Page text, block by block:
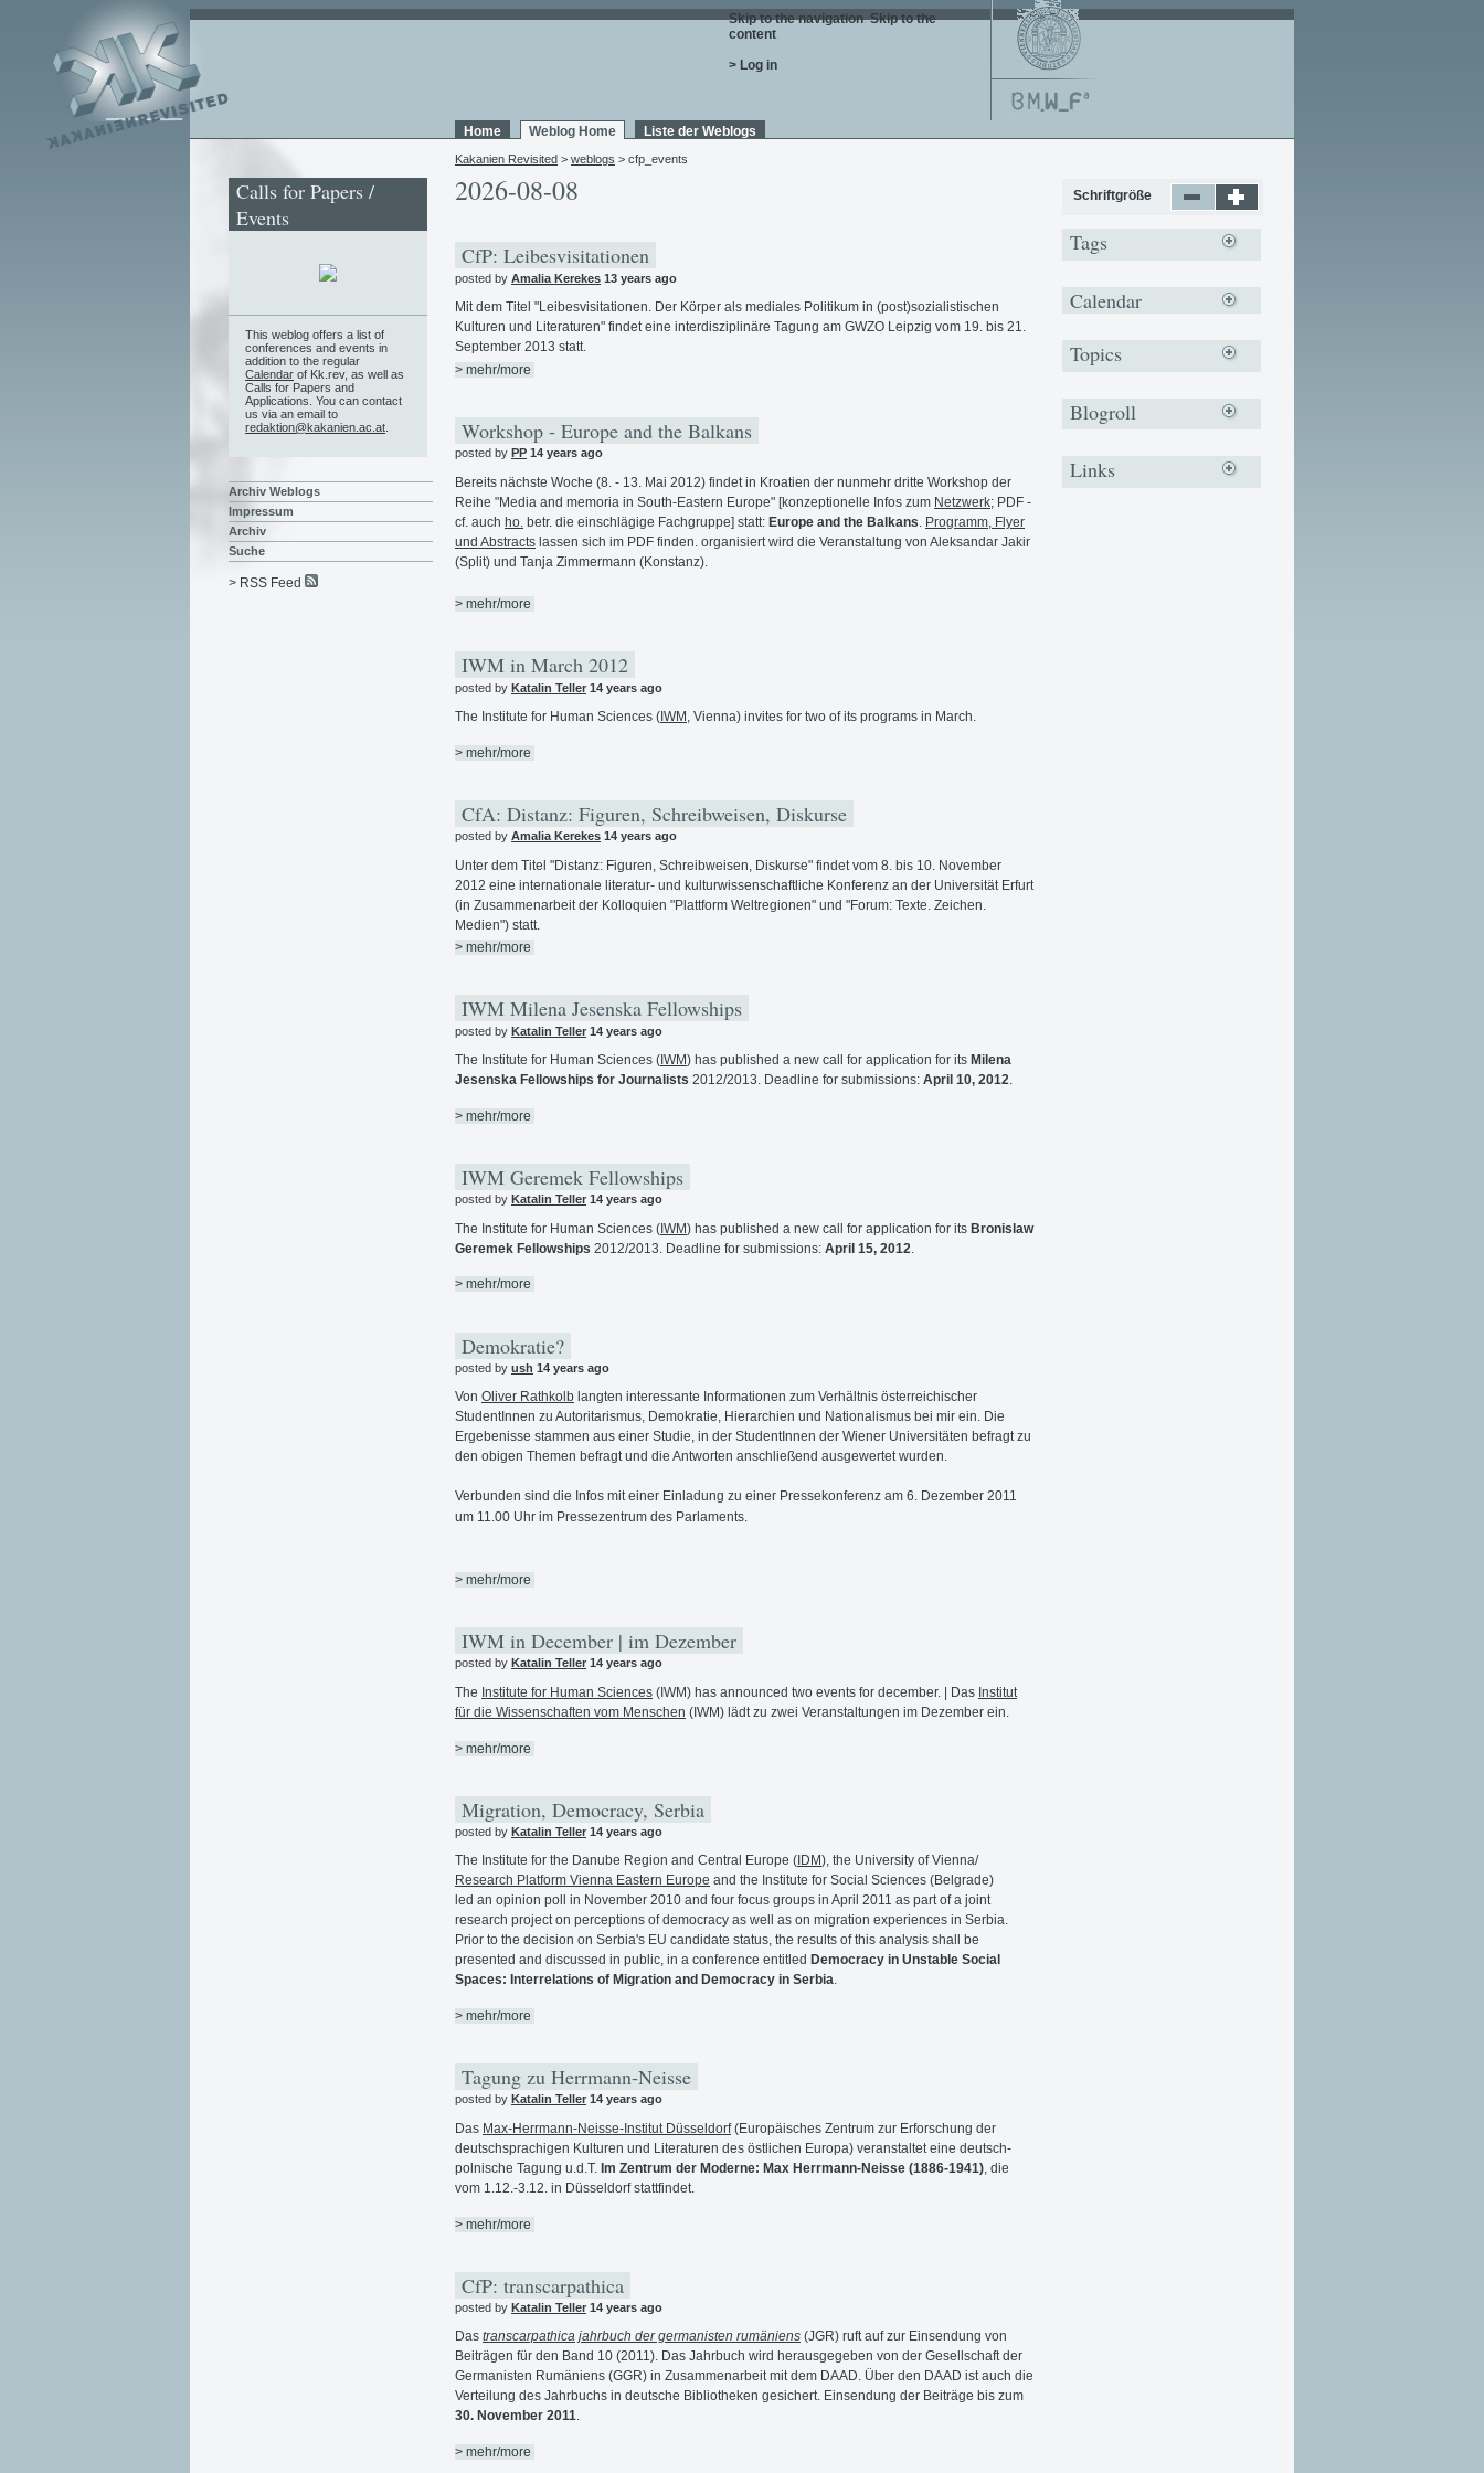
Skip to the navigation. Skip to the
content.
> Log in
Home Weblog Home Liste der Weblogs
Kakanien Revisited > weblogs > cfp_events
2026-08-08
CfP: Leibesvisitationen
posted by Amalia Kerekes 13 years ago
Mit dem Titel "Leibesvisitationen. Der Körper als mediales Politikum in (post)sozialistischen
Kulturen und Literaturen" findet eine interdisziplinäre Tagung am GWZO Leipzig vom 19. bis 21.
September 2013 statt.
> mehr/more
Workshop - Europe and the Balkans
posted by PP 14 years ago
Bereits nächste Woche (8. - 13. Mai 2012) findet in Kroatien der nunmehr dritte Workshop der
Reihe "Media and memoria in South-Eastern Europe" [konzeptionelle Infos zum Netzwerk; PDF -
cf. auch ho. betr. die einschlägige Fachgruppe] statt: Europe and the Balkans Programm, Flyer
und Abstracts lassen sich im PDF finden. organisiert wird die Veranstaltung von Aleksandar Jakir
(Split) und Tanja Zimmermann (Konstanz).
> mehr/more
IWM in March 2012
posted by Katalin Teller 14 years ago
The Institute for Human Sciences ( IWM , Vienna) invites for two of its programs in March.
> mehr/more
CfA: Distanz: Figuren, Schreibweisen, Diskurse
posted by Amalia Kerekes 14 years ago
Unter dem Titel "Distanz: Figuren, Schreibweisen, Diskurse" findet vom 8. bis 10. November
2012 eine internationale literatur- und kulturwissenschaftliche Konferenz an der Universität Erfurt
(in Zusammenarbeit der Kolloquien "Plattform Weltregionen" und "Forum: Texte. Zeichen.
Medien") statt.
> mehr/more
IWM Milena Jesenska Fellowships
posted by Katalin Teller 14 years ago
The Institute for Human Sciences ( IWM) has published a new call for application for its Milena
Jesenska Fellowships for Journalists 2012/2013. Deadline for submissions: April 10, 2012.
> mehr/more
IWM Geremek Fellowships
posted by Katalin Teller 14 years ago
The Institute for Human Sciences (IWM) has published a new call for application for its Bronislaw
Geremek Fellowships 2012/2013. Deadline for submissions: April 15, 2012
> mehr/more
Demokratie?
posted by ush 14 years ago
Von Oliver Rathkolb langten interessante Informationen zum Verhältnis österreichischer
StudentInnen zu Autoritarismus, Demokratie, Hierarchien und Nationalismus bei mir ein. Die
Ergebenisse stammen aus einer Studie, in der StudentInnen der Wiener Universitäten befragt zu
den obigen Themen befragt und die Antworten anschließend ausgewertet wurden.
Verbunden sind die Infos mit einer Einladung zu einer Pressekonferenz am 6. Dezember 2011
um 11.00 Uhr im Pressezentrum des Parlaments.
> mehr/more
IWM in December | im Dezember
posted by Katalin Teller 14 years ago
The Institute for Human Sciences (IWM) has announced two events for december. | Das Institut
für die Wissenschaften vom Menschen (IWM) lädt zu zwei Veranstaltungen im Dezember ein.
> mehr/more
Migration, Democracy, Serbia
posted by Katalin Teller 14 years ago
The Institute for the Danube Region and Central Europe ( IDM), the University of Vienna/
Research Platform Vienna Eastern Europe and the Institute for Social Sciences (Belgrade)
led an opinion poll in November 2010 and four focus groups in April 2011 as part of a joint
research project on perceptions of democracy as well as on migration experiences in Serbia.
Prior to the decision on Serbia's EU candidate status, the results of this analysis shall be
presented and discussed in public, in a conference entitled Democracy in Unstable Social
Spaces: Interrelations of Migration and Democracy in Serbia.
> mehr/more
Tagung zu Herrmann-Neisse
posted by Katalin Teller 14 years ago
Das Max-Herrmann-Neisse-Institut Düsseldorf(Europäisches Zentrum zur Erforschung der
deutschsprachigen Kulturen und Literaturen des östlichen Europa) veranstaltet eine deutsch-
polnische Tagung u.d.T. Im Zentrum der Moderne: Max Herrmann-Neisse (1886-1941) , die
vom 1.12.-3.12. in Düsseldorf stattfindet.
> mehr/more
CfP: transcarpathica
posted by Katalin Teller 14 years ago
Das transcarpathica jahrbuch der germanisten rumäniens (JGR) ruft auf zur Einsendung von
Beiträgen für den Band 10 (2011). Das Jahrbuch wird herausgegeben von der Gesellschaft der
Germanisten Rumäniens (GGR) in Zusammenarbeit mit dem DAAD. Über den DAAD ist auch die
Verteilung des Jahrbuchs in deutsche Bibliotheken gesichert. Einsendung der Beiträge bis zum
30. November 2011.
> mehr/more
Calls for Papers /
Events
This weblog offers a list of
conferences and events in
addition to the regular
Calendar of Kk.rev, as well as
Calls for Papers and
Applications. You can contact
us via an email to
redaktion@kakanien.ac.at
Archiv Weblogs
Impressum
Archiv
Suche
> RSS Feed
Schriftgröße
Tags
Calendar
Topics
Blogroll
Links